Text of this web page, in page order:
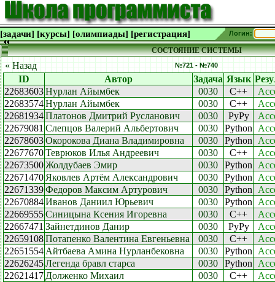
[задачи] [курсы] [олимпиады] [регистрация] Логин:
СОСТОЯНИЕ СИСТЕМЫ
« Назад №721 - №740
ID Автор Задача Язык
22683603Нурлан Айымбек 0030 C++
22683574Нурлан Айымбек 0030 C++
22681934Платонов Дмитрий Русланович 0030 PyPy
22679081 Слепцов Валерий Альбертович 0030 Python
22678603Окорокова Диана Владимировна 0030 Python
22677670Теврюков Илья Андреевич 0030 C++
22673500Жолдубаев Эмир 0030 Python
22671470 Яковлев Артём Александрович 0030 Python
22671339Федоров Максим Артурович 0030 Python
22670884Иванов Даниил Юрьевич 0030 Python
22669555Синицына Ксения Игоревна 0030 C++
22667471 Зайнетдинов Данир 0030 PyPy
22659108Потапенко Валентина Евгеньевна 0030 C++
22651554 Айтбаева Амина Нурланбековна 0030 Python
22626245Легенда бравл старса 0030 Python
22621417 Долженко Михаил 0030 C++